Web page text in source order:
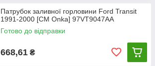
Патрубок заливної горловини Ford Transit
1991-2000 [СМ Onka] 97VT9047AA
Готово до відправки
668,61 ₴